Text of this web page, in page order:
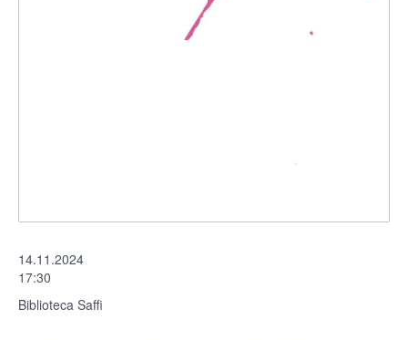
14.11.2024
17:30
Biblioteca Saffi